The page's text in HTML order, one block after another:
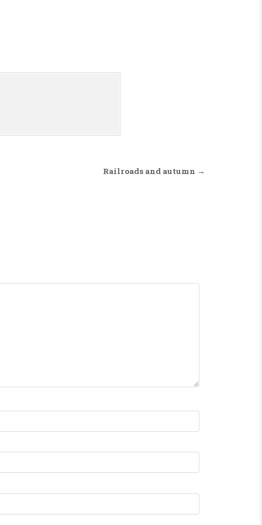
Railroads and autumn →